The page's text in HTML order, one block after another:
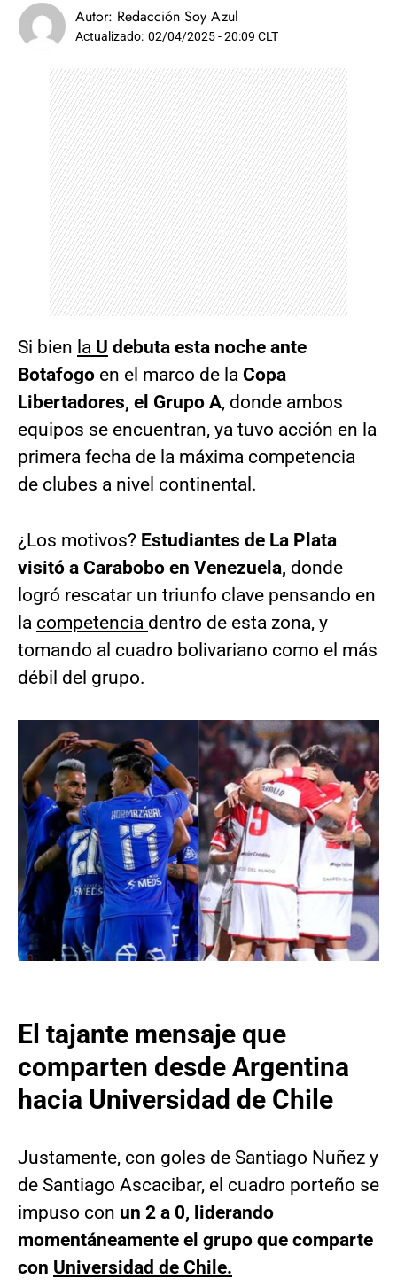
Autor: Redacción Soy Azul
Actualizado: 02/04/2025 - 20:09 CLT
Si bien la U debuta esta noche ante
Botafogo en el marco de la Copa
Libertadores, el Grupo A, donde ambos
equipos se encuentran, ya tuvo acción en la
primera fecha de la máxima competencia
de clubes a nivel continental.
¿Los motivos? Estudiantes de La Plata
visitó a Carabobo en Venezuela, donde
logró rescatar un triunfo clave pensando en
la competencia dentro de esta zona, y
tomando al cuadro bolivariano como el más
débil del grupo.
El tajante mensaje que
comparten desde Argentina
hacia Universidad de Chile
Justamente, con goles de Santiago Nuñez y
de Santiago Ascacibar, el cuadro porteño se
impuso con un 2 a 0, liderando
momentáneamente el grupo que comparte
con Universidad de Chile.